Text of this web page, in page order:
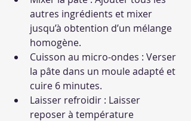
autres ingrédients et mixer
jusqu’à obtention d’un mélange
homogène.
Cuisson au micro-ondes : Verser
la pâte dans un moule adapté et
cuire 6 minutes.
Laisser refroidir : Laisser
reposer à température